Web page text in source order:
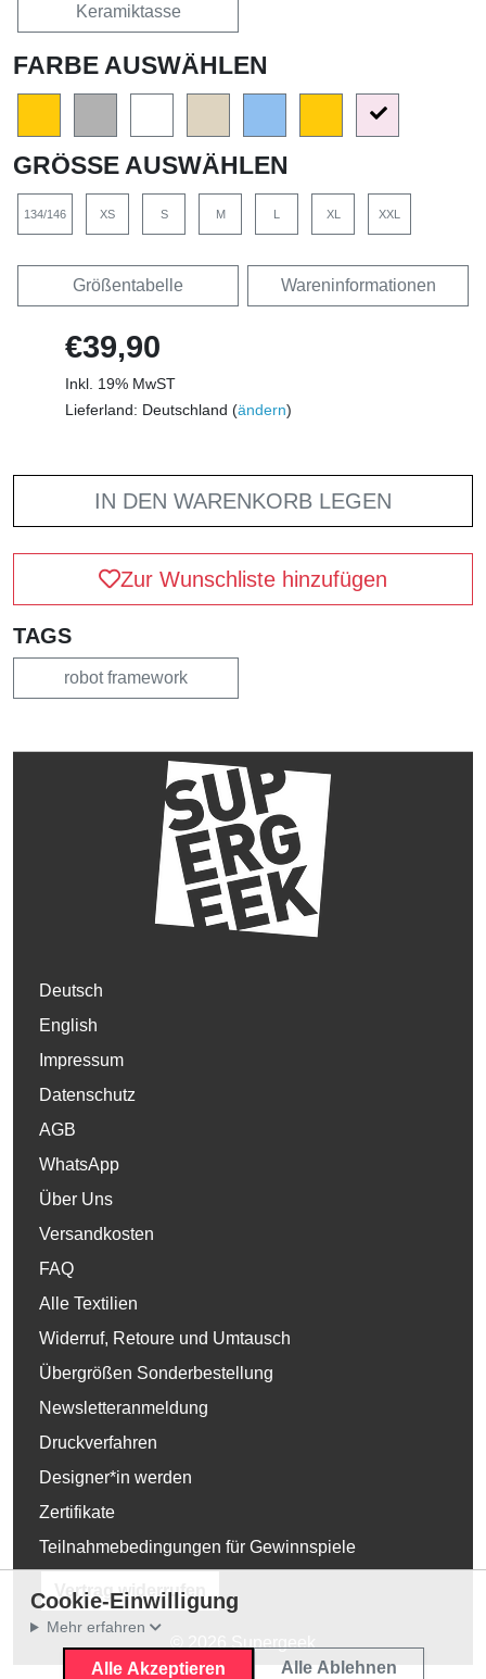
Keramiktasse
FARBE AUSWÄHLEN
GRÖSSE AUSWÄHLEN
134/146 XS S M L XL XXL
Größentabelle Wareninformationen
€39,90
Inkl. 19% MwST
Lieferland: Deutschland (ändern)
IN DEN WARENKORB LEGEN
Zur Wunschliste hinzufügen
TAGS
robot framework
Deutsch
English
Impressum
Datenschutz
AGB
WhatsApp
Über Uns
Versandkosten
FAQ
Alle Textilien
Widerruf, Retoure und Umtausch
Übergrößen Sonderbestellung
Newsletteranmeldung
Druckverfahren
Designer*in werden
Zertifikate
Teilnahmebedingungen für Gewinnspiele
Vertrag widerrufen
Cookie-Einwilligung
Mehr erfahren
Alle Akzeptieren Alle Ablehnen